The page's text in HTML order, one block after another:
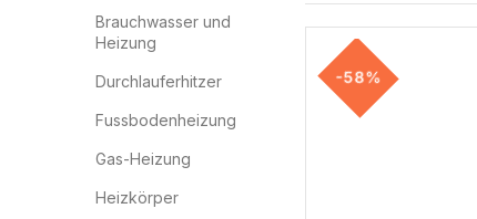
Brauchwasser und
Heizung
Durchlauferhitzer
Fussbodenheizung
Gas-Heizung
Heizkörper
-58%